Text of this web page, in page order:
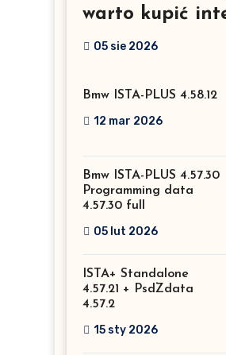
warto kupić
Mercedesa?
05 sie 2026
Bmw ISTA-PLUS 4.58.12
12 mar 2026
Bmw ISTA-PLUS 4.57.30
Programming data
4.57.30 full
05 lut 2026
ISTA+ Standalone
4.57.21 + PsdZdata
4.57.2
15 sty 2026